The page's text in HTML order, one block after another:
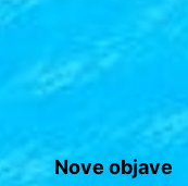
Nove objave